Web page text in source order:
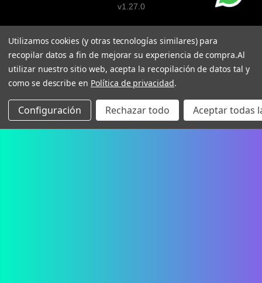
v1.27.0
Utilizamos cookies (y otras tecnologías similares) para
recopilar datos a fin de mejorar su experiencia de compra.Al
utilizar nuestro sitio web, acepta la recopilación de datos tal y
como se describe en Política de privacidad.
Configuración Rechazar todo Aceptar todas